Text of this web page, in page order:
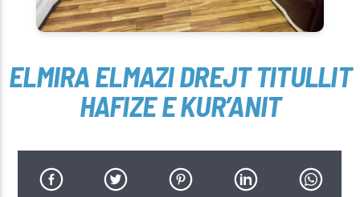
ELMIRA ELMAZI DREJT TITULLIT
HAFIZE E KUR’ANIT